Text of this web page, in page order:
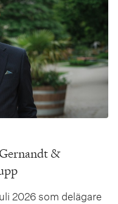
&
2026 som delägare